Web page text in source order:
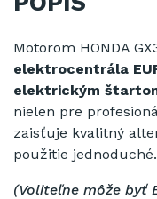
Motorom HONDA
elektrocentrála
elektrickým
nielen pre
zaisťuje kvalitný
použitie jednoduché.
(Voliteľne môže byť